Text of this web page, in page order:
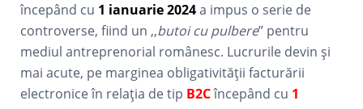
începând cu 1 ianuarie 2024a impus o serie de
controverse, fiind un ,,butoi cu pulbere” pentru
mediul antreprenorial românesc. Lucrurile devin și
mai acute, pe marginea obligativității facturării
electronice în relația de tip B2Cîncepând cu 1